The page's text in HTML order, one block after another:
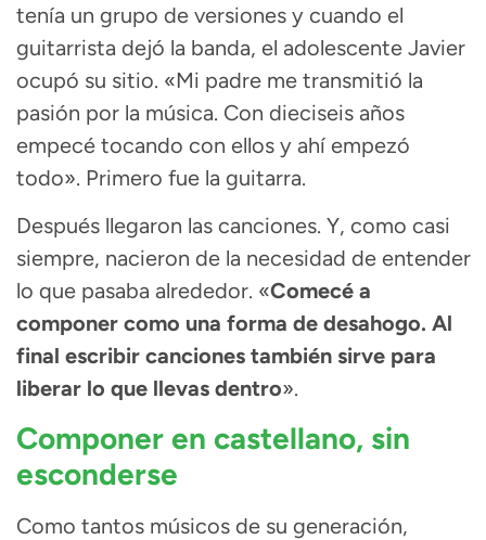
tenía un grupo de versiones y cuando el
guitarrista dejó la banda, el adolescente Javier
ocupó su sitio. «Mi padre me transmitió la
pasión por la música. Con dieciseis años
empecé tocando con ellos y ahí empezó
todo». Primero fue la guitarra.
Después llegaron las canciones. Y, como casi
siempre, nacieron de la necesidad de entender
lo que pasaba alrededor. «Comecé a
componer como una forma de desahogo. Al
final escribir canciones también sirve para
liberar lo que llevas dentro».
Componer en castellano, sin
esconderse
Como tantos músicos de su generación,